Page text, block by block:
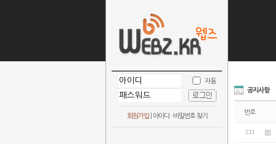
자동
회원가입| 아이디 · 비밀번호 찾기
공지사항
번호
233